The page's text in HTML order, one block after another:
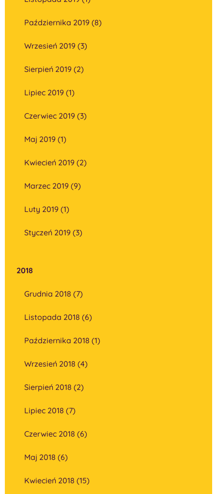
Października 2019 (8)
Wrzesień 2019 (3)
Sierpień 2019 (2)
Lipiec 2019 (1)
Czerwiec 2019 (3)
Maj 2019 (1)
Kwiecień 2019 (2)
Marzec 2019 (9)
Luty 2019 (1)
Styczeń 2019 (3)
2018
Grudnia 2018 (7)
Listopada 2018 (6)
Października 2018 (1)
Wrzesień 2018 (4)
Sierpień 2018 (2)
Lipiec 2018 (7)
Czerwiec 2018 (6)
Maj 2018 (6)
Kwiecień 2018 (15)